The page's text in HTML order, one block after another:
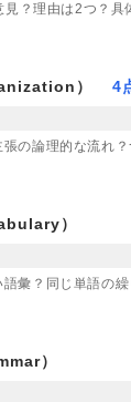
？理由は2つ？具
） 4
の論理的な流れ？
）
彙？同じ単語の繰
）